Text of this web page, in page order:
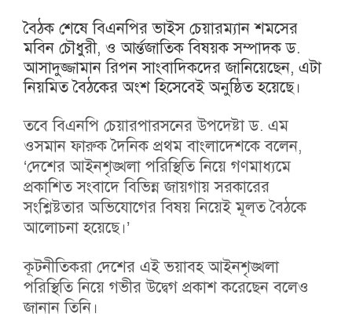
বৈঠক শেষে বিএনপির ভাইস চেয়ারম্যান শমসের
মবিন চৌধুরী, ও আর্ন্তজাতিক বিষয়ক সম্পাদক ড.
আসাদুজ্জামান রিপন সাংবাদিকদের জানিয়েছেন, এটা
নিয়মিত বৈঠকের অংশ হিসেবেই অনুষ্ঠিত হয়েছে।
তবে বিএনপি চেয়ারপারসনের উপদেষ্টা ড. এম
ওসমান ফারুক দৈনিক প্রথম বাংলাদেশকে বলেন,
‘দেশের আইনশৃঙ্খলা পরিস্থিতি নিয়ে গণমাধ্যমে
প্রকাশিত সংবাদে বিভিন্ন জায়গায় সরকারের
সংশ্লিষ্টতার অভিযোগের বিষয় নিয়েই মূলত বৈঠকে
আলোচনা হয়েছে।’
কূটনীতিকরা দেশের এই ভয়াবহ আইনশৃঙ্খলা
পরিস্থিতি নিয়ে গভীর উদ্বেগ প্রকাশ করেছেন বলেও
জানান তিনি।